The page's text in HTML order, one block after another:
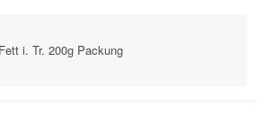
i. Tr. 200g Packung